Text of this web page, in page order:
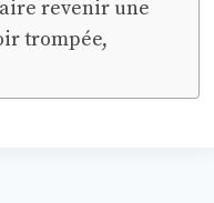
revenir une
trompée,